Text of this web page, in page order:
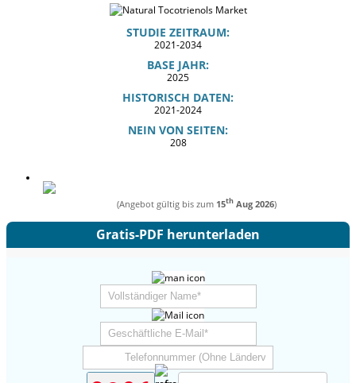
STUDIE ZEITRAUM:
2021-2034
BASE JAHR:
2025
HISTORISCH DATEN:
2021-2024
NEIN VON SEITEN:
208
(Angebot gültig bis zum 15thAug 2026)
Gratis-PDF herunterladen